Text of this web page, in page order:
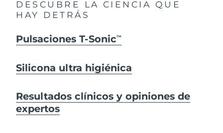
DESCUBRE LA CIENCIA QUE
HAY DETRÁS
Pulsaciones T-SonicTM
Silicona ultra higiénica
Resultados clínicos y opiniones de
expertos